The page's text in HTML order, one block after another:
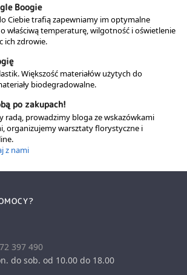
Boogie
Ciebie trafią zapewniamy im optymalne
właściwą temperaturę, wilgotność i oświetlenie
ich zdrowie.
Większość materiałów użytych do
biodegradowalne.
po zakupach!
radą, prowadzimy bloga ze wskazówkami
organizujemy warsztaty florystyczne i
z nami
397 490
do sob. od 10.00 do 18.00